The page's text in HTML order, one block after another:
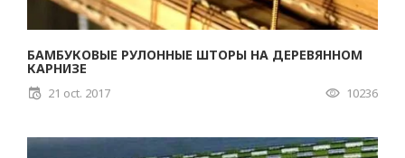
БАМБУКОВЫЕ РУЛОННЫЕ ШТОРЫ НА ДЕРЕВЯННОМ
КАРНИЗЕ
21 oct. 2017 10236